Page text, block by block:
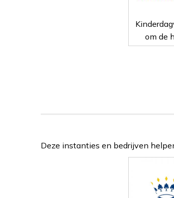
om de
Deze instanties en bedrijven